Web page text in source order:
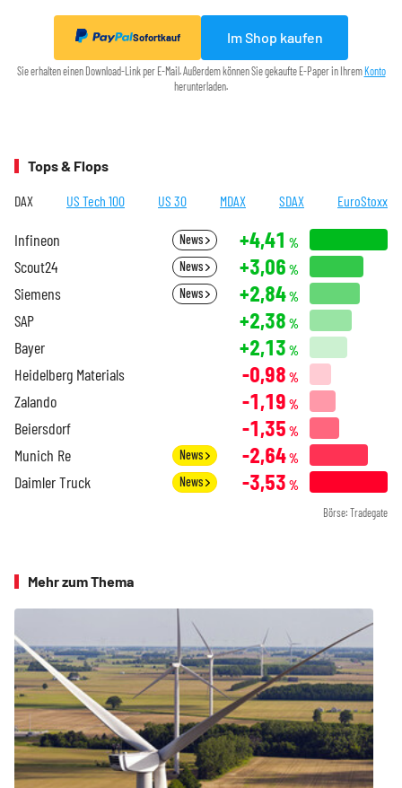
Sofortkauf Im Shop kaufen
Sie erhalten einen Download-Link per E-Mail. Außerdem können Sie gekaufte E-Paper in IhremKonto
herunterladen.
Tops & Flops
DAX US Tech 100 US 30 MDAX SDAX EuroStoxx
Infineon News +4,41 %
Scout24 News +3,06 %
Siemens News +2,84%
SAP +2,38 %
Bayer +2,13 %
Heidelberg Materials -0,98 %
Zalando -1,19 %
Beiersdorf -1,35 %
Munich Re News -2,64%
Daimler Truck News -3,53 %
Börse: Tradegate
Mehr zum Thema